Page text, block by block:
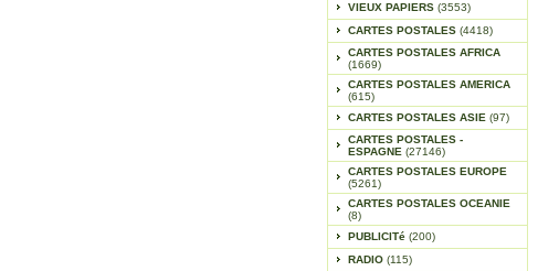
VIEUX PAPIERS (3553)
CARTES POSTALES (4418)
CARTES POSTALES AFRICA
(1669)
CARTES POSTALES AMERICA
(615)
CARTES POSTALES ASIE (97)
CARTES POSTALES -
ESPAGNE (27146)
CARTES POSTALES EUROPE
(5261)
CARTES POSTALES OCEANIE
(8)
PUBLICITé (200)
RADIO (115)